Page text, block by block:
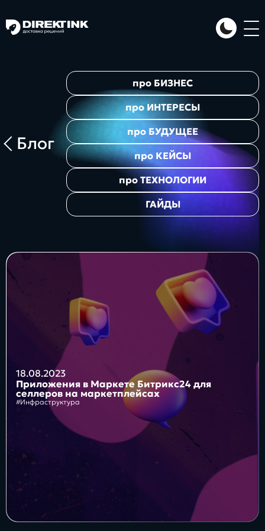
Направления
Web System
Проекты
Интересы Будущее
О нас
Блог
про БИЗНЕС
про ИНТЕРЕСЫ
про БУДУЩЕЕ
про КЕЙСЫ
проТЕХНОЛОГИИ
ГАЙДЫ
18.08.2023
Приложения в Маркете Битрикс24 для
селлеров на маркетплейсах
#Инфраструктура